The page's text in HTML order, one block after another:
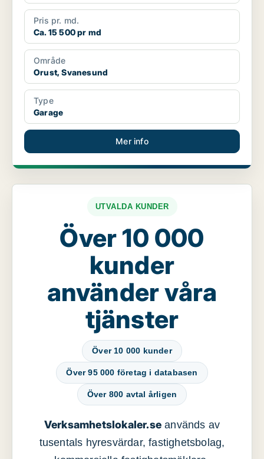
Pris pr. md.
Ca. 15 500 pr md
Område
Orust, Svanesund
Type
Garage
Mer info
UTVALDA KUNDER
Över 10 000
kunder
använder våra
tjänster
Över 10 000 kunder
Över 95 000 företag i databasen
Över 800 avtal årligen
Verksamhetslokaler.se används av
tusentals hyresvärdar, fastighetsbolag,